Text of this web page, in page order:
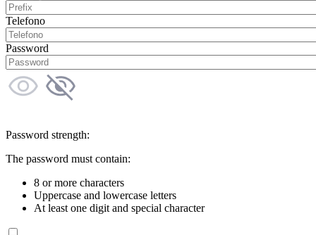
Telefono
Password
Password strength:
The password must contain:
8 or more characters
Uppercase and lowercase letters
At least one digit and special character